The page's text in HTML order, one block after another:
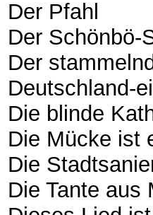
Der Pfahl
Der Schönbö-
Der
Deutschland-
Die blinde
Die Mücke ist
Die
Die Tante aus